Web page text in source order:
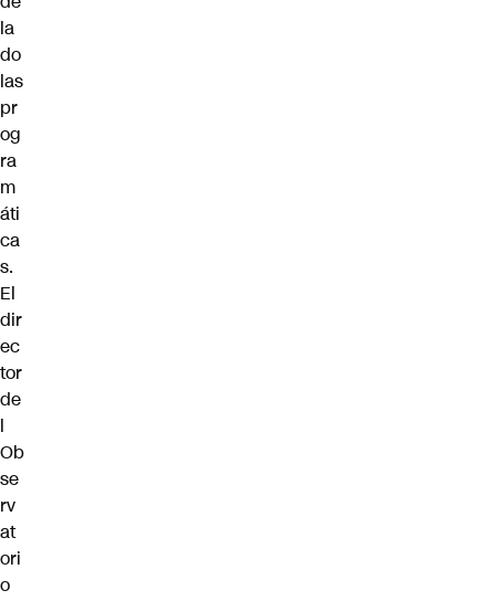
la
do
las
pr
og
ra
m
áti
ca
s.
El
dir
ec
tor
de
l
Ob
se
rv
at
ori
o